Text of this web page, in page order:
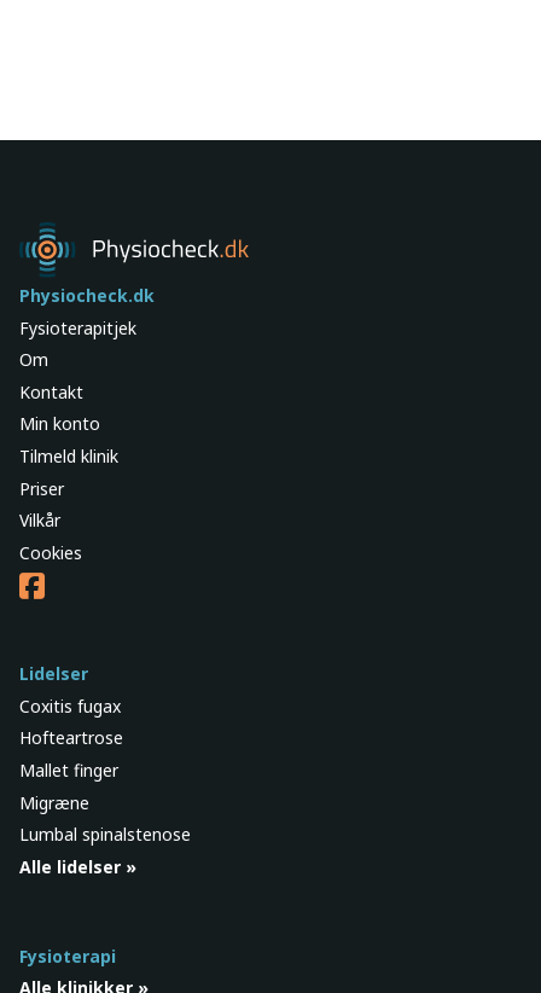
Physiocheck.dk
Fysioterapitjek
Om
Kontakt
Min konto
Tilmeld klinik
Priser
Vilkår
Cookies
Lidelser
Coxitis fugax
Hofteartrose
Mallet finger
Migræne
Lumbal spinalstenose
Alle lidelser »
Fysioterapi
Alle klinikker »